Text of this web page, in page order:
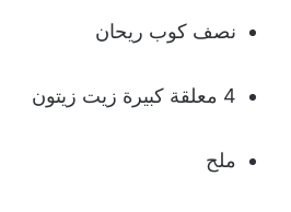
نصف كوب ريحان
4 معلقة كبيرة زيت زيتون
ملح